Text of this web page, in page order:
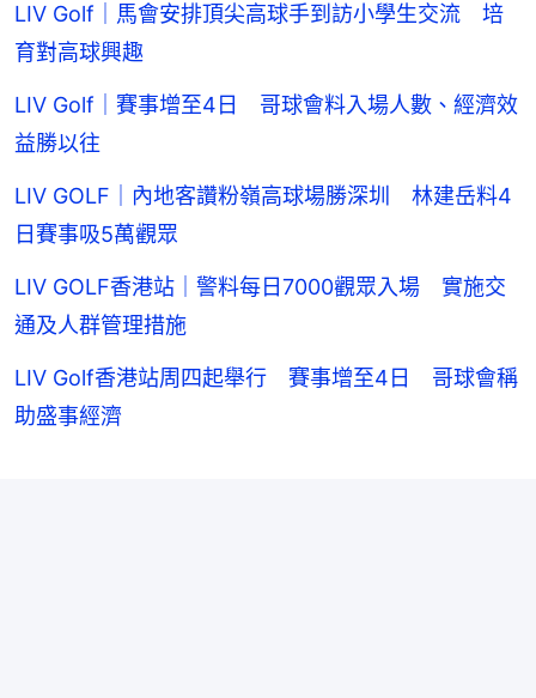
LIV Golf｜馬會安排頂尖高球手到訪小學生交流 培
育對高球興趣
LIV Golf｜賽事增至4日 哥球會料入場人數、經濟效
益勝以往
LIV GOLF｜內地客讚粉嶺高球場勝深圳 林建岳料4
日賽事吸5萬觀眾
LIV GOLF香港站｜警料每日7000觀眾入場 實施交
通及人群管理措施
LIV Golf香港站周四起舉行 賽事增至4日 哥球會稱
助盛事經濟